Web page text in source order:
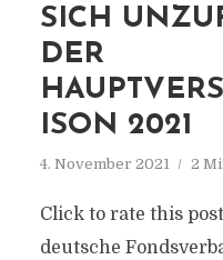
SICH
DER
ISON 2021
4. November 2021 2
Click to rate this
deutsche